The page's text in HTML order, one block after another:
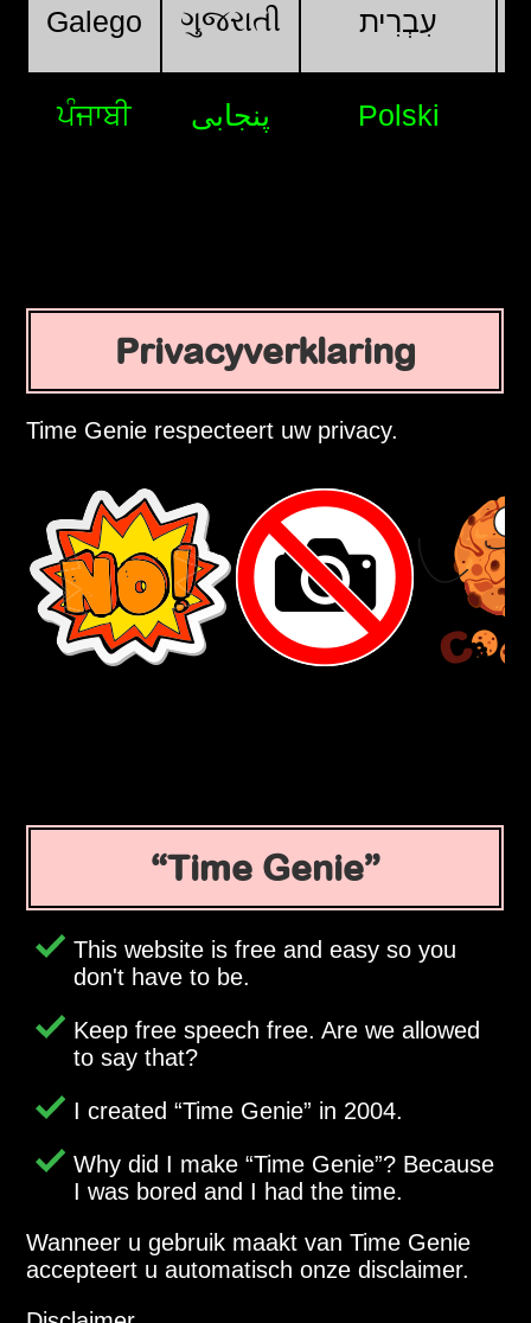
Galego ગુજરાતી עִבְרִית
ਪੰਜਾਬੀ پنجابی Polski
Privacyverklaring
Time Genie respecteert uw privacy.
Time Genie
This website is free and easy so you
don't have to be.
Keep free speech free. Are we allowed
to say that?
I created Time Genie in 2004.
Why did I make Time Genie ? Because
I was bored and I had the time.
Wanneer u gebruik maakt van Time Genie
accepteert u automatisch onze disclaimer.